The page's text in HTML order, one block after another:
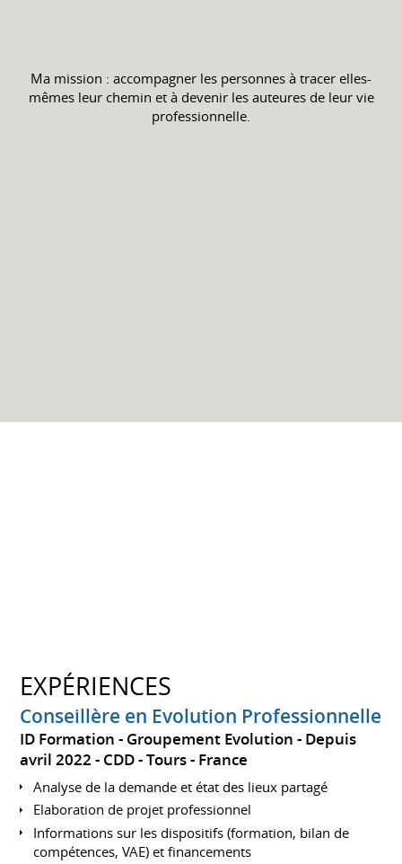
Ma mission : accompagner les personnes à tracer elles-
mêmes leur chemin et à devenir les auteures de leur vie
professionnelle.
EXPÉRIENCES
Conseillère en Evolution Professionnelle
ID Formation - Groupement Evolution
Depuis
avril 2022 CDD Tours France
Analyse de la demande et état des lieux partagé
Elaboration de projet professionnel
Informations sur les dispositifs (formation, bilan de
compétences, VAE) et financements